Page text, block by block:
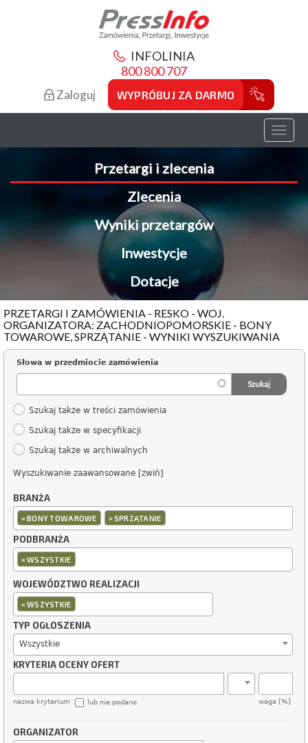
INFOLINIA
800 800 707
Zaloguj WYPRÓBUJ ZA DARMO
Toggle
Przetargi i zlecenia
Zlecenia
Wyniki przetargów
Inwestycje
Dotacje
PRZETARGI I ZAMÓWIENIA - RESKO - WOJ.
ORGANIZATORA: ZACHODNIOPOMORSKIE - BONY
TOWAROWE, SPRZĄTANIE - WYNIKI WYSZUKIWANIA
Słowa w przedmiocie zamówienia
Szukaj także w treści zamówienia
Szukaj także w specyfikacji
Szukaj także w archiwalnych
Wyszukiwanie zaawansowane [zwiń]
BRANŻA
×BONY TOWAROWE ×SPRZĄTANIE
PODBRANŻA
×WSZYSTKIE
WOJEWÓDZTWO REALIZACJI
×WSZYSTKIE
TYP OGŁOSZENIA
Wszystkie
KRYTERIA OCENY OFERT
nazwa kryterium waga [%]
lub nie podano
ORGANIZATOR